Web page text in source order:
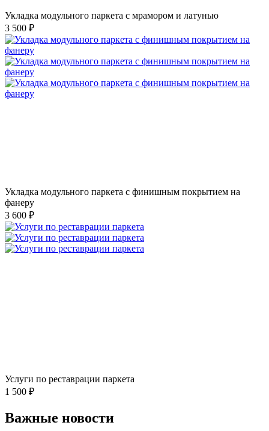
Укладка модульного паркета с мрамором и латунью
3 500 ₽
Укладка модульного паркета с финишным покрытием на
фанеру
3 600 ₽
Услуги по реставрации паркета
1 500 ₽
Важные новости